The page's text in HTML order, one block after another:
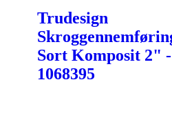
Trudesign
Sort Komposit 2" -
1068395